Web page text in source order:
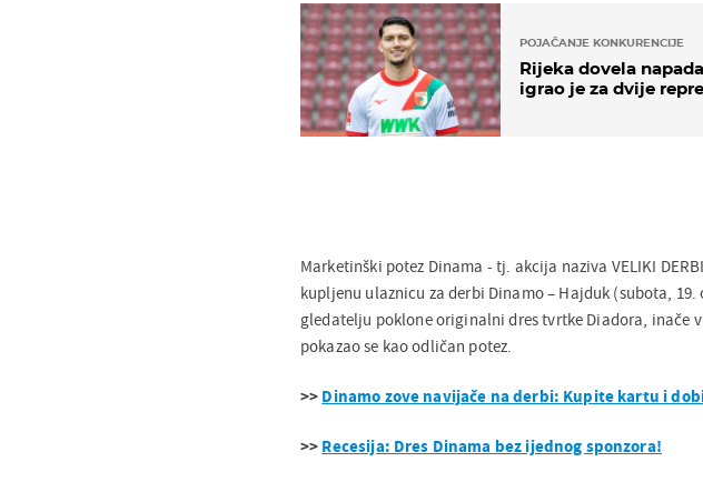
POJAČANJE KONKURENCIJE
Rijeka dovela
igrao je za dvije
Marketinški potez Dinama - tj. akcija naziva VELIKI
kupljenu ulaznicu za derbi Dinamo – Hajduk (subota, 19.
gledatelju poklone originalni dres tvrtke Diadora, inače
pokazao se kao odličan potez.
>> Dinamo zove navijače na derbi: Kupite kartu i
>> Recesija: Dres Dinama bez ijednog sponzora!